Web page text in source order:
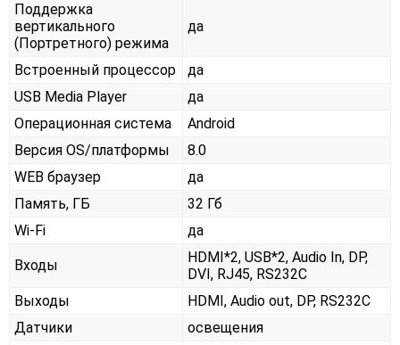
Поддержка
вертикального
(Портретного) режима
да
Встроенный процессор
да
USB Media Player
да
Операционная система
Android
Версия OS/платформы
8.0
WEB браузер
да
Память, ГБ
32 Гб
Wi-Fi
да
Входы
HDMI*2, USB*2, Audio In, DP,
DVI, RJ45, RS232С
Выходы
HDMI, Audio out, DP, RS232С
Датчики
освещения